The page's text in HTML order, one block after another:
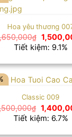
Hoa yêu thương
₫
Giá
gốc
là:
Tiết kiệm: 9.1%
Classic 009
₫ Giá
gốc
là:
Tiết kiệm: 6.7%